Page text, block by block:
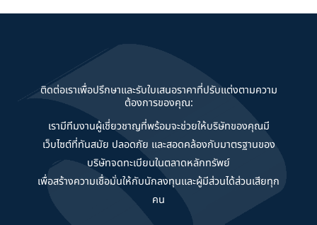
ติดต่อเราเพื่อปรึกษาและรับใบเสนอราคาที่ปรับแต่งตามความ
ต้องการของคุณ:
เรามีทีมงานผู้เชี่ยวชาญที่พร้อมจะช่วยให้บริษัทของคุณมี
เว็บไซต์ที่ทันสมัย ปลอดภัย และสอดคล้องกับมาตรฐานของ
บริษัทจดทะเบียนในตลาดหลักทรัพย์
เพื่อสร้างความเชื่อมั่นให้กับนักลงทุนและผู้มีส่วนได้ส่วนเสียทุก
คน